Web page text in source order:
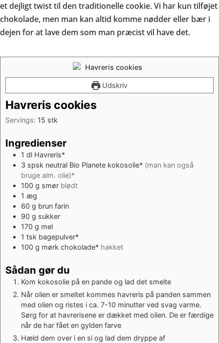
et dejligt twist til den traditionelle cookie. Vi har kun tilføjet
chokolade, men man kan altid komme nødder eller bær i
dejen for at lave dem som man præcist vil have det.
Udskriv
Havreris cookies
Servings: 15 stk
Ingredienser
1 dl Havreris*
3 spsk neutral Bio Planete kokosolie* (man kan også
bruge alm. olie)*
100 g smør blødt
1 æg
60 g brun farin
90 g sukker
170 g mel
1 tsk bagepulver*
100 g mørk chokolade* hakket
Sådan gør du
Kom kokosolie på en pande og lad det smelte
Når olien er smeltet kommes havreris på panden sammen
med olien og ristes i ca. 7-10 minutter ved svag varme.
Sørg for at havrerisene er dækket med olien. De er færdige
når de har fået en gylden farve
Hæld dem over i en si og lad dem dryppe af